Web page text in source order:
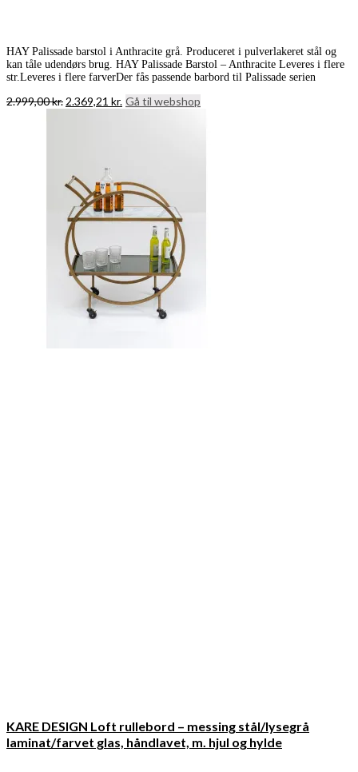
HAY Palissade barstol i Anthracite grå. Produceret i pulverlakeret stål og
kan tåle udendørs brug. HAY Palissade Barstol – Anthracite Leveres i flere
str.Leveres i flere farverDer fås passende barbord til Palissade serien
2.999,00kr. Den
oprindelige
2.369,21 kr. Den
aktuelle
Gå til webshop
KARE DESIGN Loft rullebord – messing stål/lysegrå
laminat/farvet glas, håndlavet, m. hjul og hylde